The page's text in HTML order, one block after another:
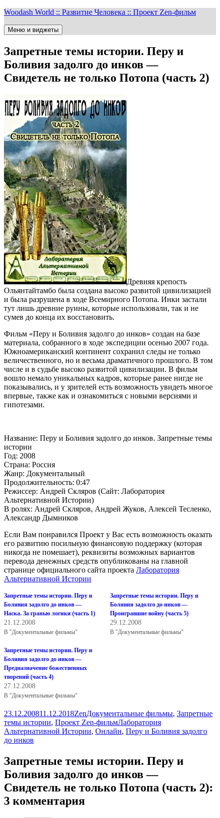
Перейти
содержимому
Woodash World :: Развитие Человека :: Проект Zen-фильм
Меню и виджеты
Запретные темы истории. Перу и
Боливия задолго до инков —
Свидетель не только Потопа (часть 2)
Древняя крепость
Ольянтайтамбо была создана высоко развитой цивилизацией
и была разрушена в ходе Всемирного Потопа. Инки застали
тут лишь древние руины, которые использовали, так и не
сумев до конца их восстановить.
Фильм «Перу и Боливия задолго до инков» создан на базе
материала, собранного в ходе экспедиции осенью 2007 года.
Южноамериканский континент сохранил следы не только
величественного, но и весьма драматичного прошлого. В том
числе и в судьбе высоко развитой цивилизации. В фильм
вошло немало уникальных кадров, которые ранее нигде не
показывались, и у зрителей есть возможность увидеть многое
впервые, также как и ознакомиться с новыми версиями и
гипотезами.
Название: Перу и Боливия задолго до инков. Запретные темы
истории
Год: 2008
Страна: Россия
Жанр: Документальный
Продолжительность: 0:47
Режиссер: Андрей Скляров (Сайт: Лаборатория
Альтернативной Истории)
В ролях: Андрей Скляров, Андрей Жуков, Алексей Тесленко,
Александр Дымников
Если Вам понравился Проект у Вас есть возможность оказать
его развитию посильную финансовую поддержку (которая
никогда не помешает), реквизиты возможных вариантов
перевода денежных средств опубликованы на главной
странице официального сайта проекта Лаборатория
Альтернативной Истории
Запретные темы истории. Перу и
Боливия задолго до инков —
Наска. За гранью логики (часть 1)
21.12.2008
В "Документальные фильмы"
Запретные темы истории. Перу и
Боливия задолго до инков —
Проигравшие войну (часть 5)
29.12.2008
В "Документальные фильмы"
Запретные темы истории. Перу и
Боливия задолго до инков —
Предназначение божественных
творений (часть 4)
27.12.2008
В "Документальные фильмы"
Опубликовано
23.12.200811.12.2018Автор
ZenРубрики
Документальные фильмы, Запретные
темы истории, Проект Zen-фильмМетки
Лаборатория
Альтернативной Истории, Онлайн, Перу и Боливия задолго
до инков
Запретные темы истории. Перу и
Боливия задолго до инков —
Свидетель не только Потопа (часть 2):
3 комментария